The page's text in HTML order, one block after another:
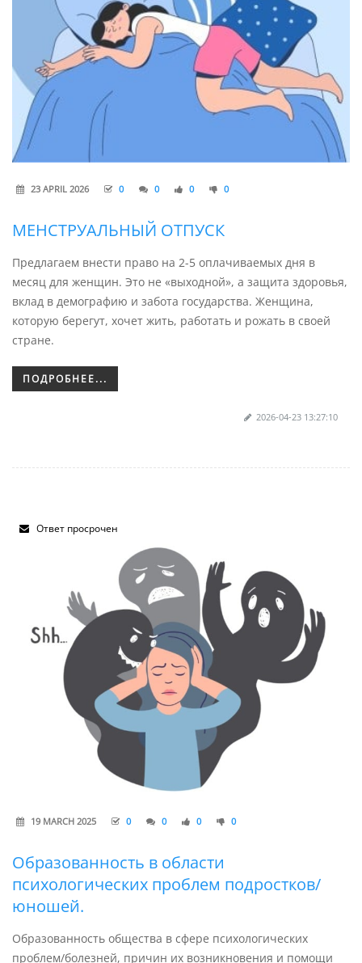
23 APRIL 2026 0 0 0 0
МЕНСТРУАЛЬНЫЙ ОТПУСК
Предлагаем внести право на 2-5 оплачиваемых дня в
месяц для женщин. Это не «выходной», а защита здоровья,
вклад в демографию и забота государства. Женщина,
которую берегут, хочет жить, работать и рожать в своей
стране.
ПОДРОБНЕЕ...
2026-04-23 13:27:10
Ответ просрочен
19 MARCH 2025 0 0 0 0
Образованность в области
психологических проблем подростков/
юношей.
Образованность общества в сфере психологических
проблем/болезней, причин их возникновения и помощи